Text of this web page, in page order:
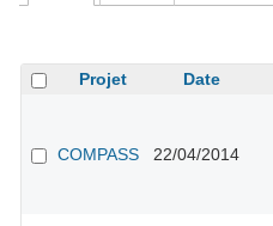
Projet Date
COMPASS 22/04/2014